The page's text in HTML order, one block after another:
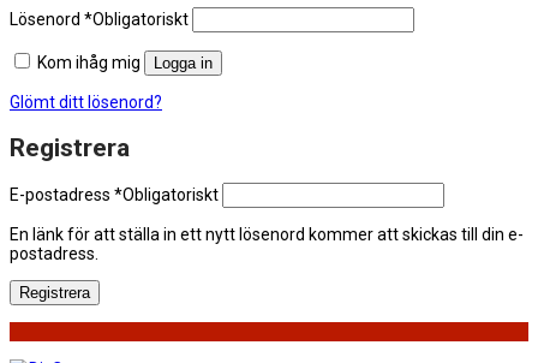
Lösenord *Obligatoriskt
Kom ihåg mig Logga in
Glömt ditt lösenord?
Registrera
E-postadress *Obligatoriskt
En länk för att ställa in ett nytt lösenord kommer att skickas till din e-
postadress.
Registrera